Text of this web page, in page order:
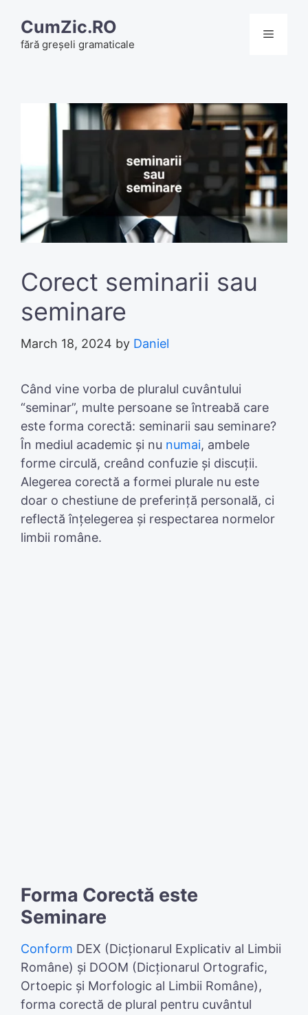
content
CumZic.RO
fără greșeli gramaticale
Menu
Corect seminarii sau
seminare
March 18, 2024 by Daniel
Când vine vorba de pluralul cuvântului
“seminar”, multe persoane se întreabă care
este forma corectă: seminarii sau seminare?
În mediul academic și nu numai, ambele
forme circulă, creând confuzie și discuții.
Alegerea corectă a formei plurale nu este
doar o chestiune de preferință personală, ci
reflectă înțelegerea și respectarea normelor
limbii române.
Forma Corectă este
Seminare
Conform DEX (Dicționarul Explicativ al Limbii
Române) și DOOM (Dicționarul Ortografic,
Ortoepic și Morfologic al Limbii Române),
forma corectă de plural pentru cuvântul